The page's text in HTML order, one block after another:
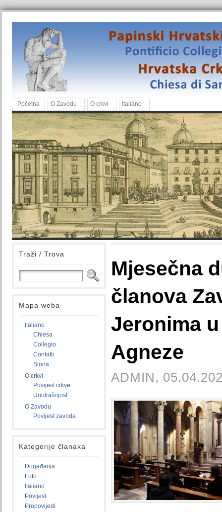
Početna O Zavodu O crkvi Italiano
Traži / Trova
Mapa weba
Italiano
Chiesa
Collegio
Contatti
Storia
O crkvi
Povijest crkve
Unutrašnjost
O Zavodu
Povijest zavoda
Kategorije članaka
Događanja
Foto
Italiano
Povijest
Propovijedi
Mjesečna
članova
Jeronima
Agneze
ADMIN,